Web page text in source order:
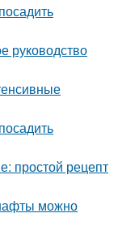
руководство
простой рецепт
можно